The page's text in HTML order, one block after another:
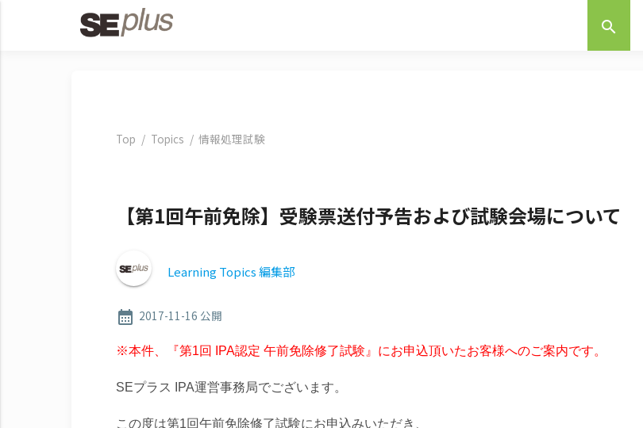
search
Top Topics 情報処理試験
【第1回午前免除】受験票送付予告および試験会場について
Learning Topics 編集部
calendar_month 2017-11-16 公開
※本件、『第1回 IPA認定 午前免除修了試験』にお申込頂いたお客様へのご案内です。
SEプラス IPA運営事務局でございます。
この度は第1回午前免除修了試験にお申込みいただき、